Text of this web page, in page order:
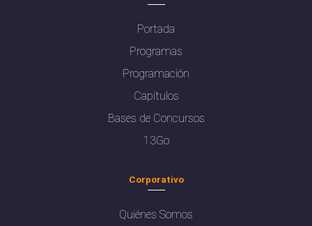
Portada
Programas
Programación
Capítulos
Bases de Concursos
13Go
Corporativo
Quiénes Somos